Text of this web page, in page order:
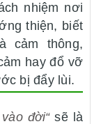
nhiệm nơi
thiện, biết
cảm thông,
hay đổ vỡ
bị đẩy lùi.
đời“sẽ là